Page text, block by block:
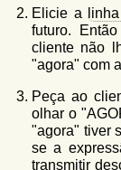
Elicie a
futuro.
cliente não
"agora" com
Peça ao
olhar o
"agora" tiver
se a
transmitir